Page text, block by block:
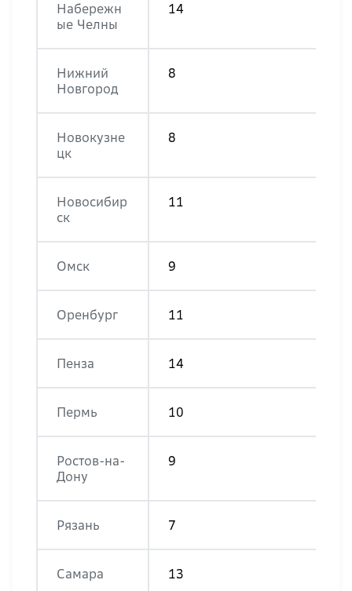
Набережн
ые Челны
14
Нижний
Новгород
8
Новокузне
цк
8
Новосибир
ск
11
Омск 9
Оренбург 11
Пенза 14
Пермь 10
Ростов-на-
Дону
9
Рязань 7
Самара 13